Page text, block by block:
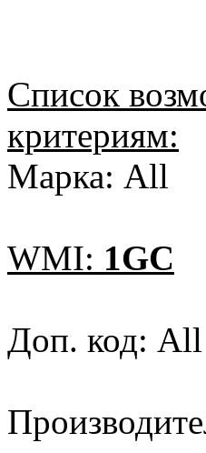
Список
критериям:
Марка: All
WMI: 1GC
Доп. код: All